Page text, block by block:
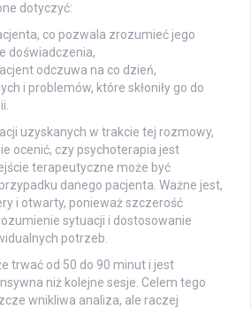
dotyczyć:
co pozwala zrozumieć jego
doświadczenia,
odczuwa na co dzień,
i problemów, które skłoniły go do
uzyskanych w trakcie tej rozmowy,
ocenić, czy psychoterapia jest
terapeutyczne może być
danego pacjenta. Ważne jest,
i otwarty, ponieważ szczerość
sytuacji i dostosowanie
potrzeb.
trwać od 50 do 90 minut i jest
niż kolejne sesje. Celem tego
wnikliwa analiza, ale raczej